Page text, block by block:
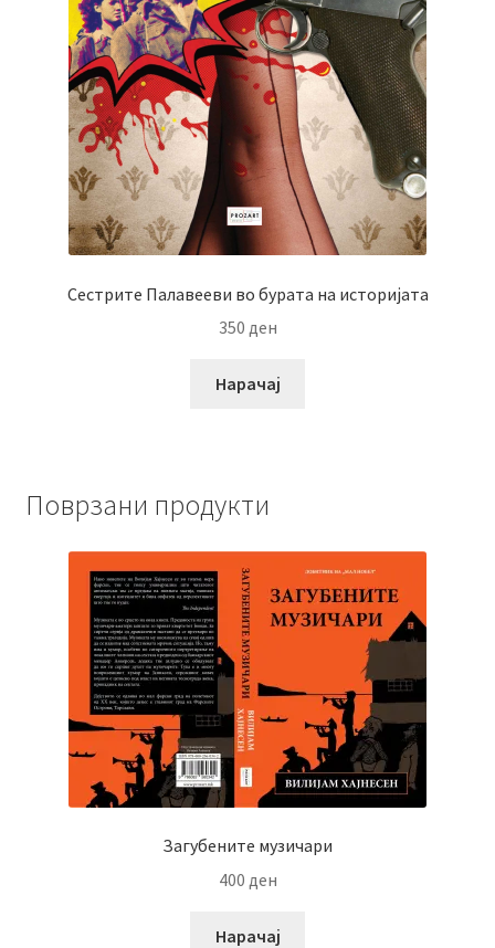
Сестрите Палавееви во бурата на историјата
350 ден
Нарачај
Поврзани продукти
Загубените музичари
400 ден
Нарачај